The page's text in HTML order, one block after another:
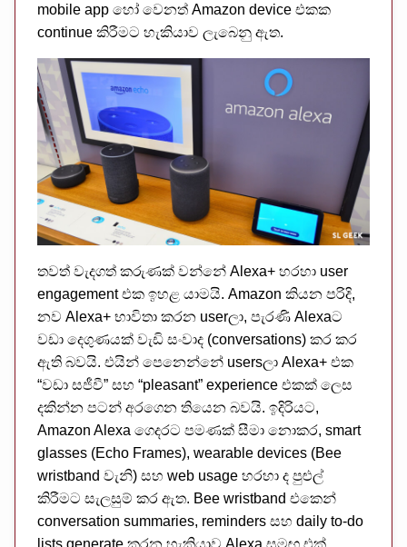
mobile app හෝ වෙනත් Amazon device එකක
continue කිරීමට හැකියාව ලැබෙනු ඇත.
තවත් වැදගත් කරුණක් වන්නේ Alexa+ හරහා user
engagement එක ඉහළ යාමයි. Amazon කියන පරිදි,
නව Alexa+ භාවිතා කරන userලා, පැරණි Alexaට
වඩා දෙගුණයක් වැඩි සංවාද (conversations) කර කර
ඇති බවයි. එයින් පෙනෙන්නේ usersලා Alexa+ එක
“වඩා සජීවී” සහ “pleasant” experience එකක් ලෙස
දකින්න පටන් අරගෙන තියෙන බවයි. ඉදිරියට,
Amazon Alexa ගෙදරට පමණක් සීමා නොකර, smart
glasses (Echo Frames), wearable devices (Bee
wristband වැනි) සහ web usage හරහා ද පුළුල්
කිරීමට සැලසුම් කර ඇත. Bee wristband එකෙන්
conversation summaries, reminders සහ daily to-do
lists generate කරන හැකියාව Alexa සමඟ එක්